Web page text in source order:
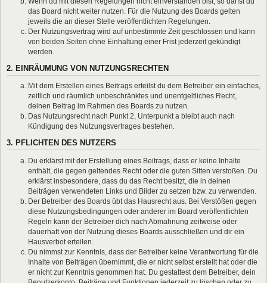
das Board nicht weiter nutzen. Für die Nutzung des Boards gelten
jeweils die an dieser Stelle veröffentlichten Regelungen.
Der Nutzungsvertrag wird auf unbestimmte Zeit geschlossen und kann
von beiden Seiten ohne Einhaltung einer Frist jederzeit gekündigt
werden.
2. EINRÄUMUNG VON NUTZUNGSRECHTEN
Mit dem Erstellen eines Beitrags erteilst du dem Betreiber ein einfaches,
zeitlich und räumlich unbeschränktes und unentgeltliches Recht,
deinen Beitrag im Rahmen des Boards zu nutzen.
Das Nutzungsrecht nach Punkt 2, Unterpunkt a bleibt auch nach
Kündigung des Nutzungsvertrages bestehen.
3. PFLICHTEN DES NUTZERS
Du erklärst mit der Erstellung eines Beitrags, dass er keine Inhalte
enthält, die gegen geltendes Recht oder die guten Sitten verstoßen. Du
erklärst insbesondere, dass du das Recht besitzt, die in deinen
Beiträgen verwendeten Links und Bilder zu setzen bzw. zu verwenden.
Der Betreiber des Boards übt das Hausrecht aus. Bei Verstößen gegen
diese Nutzungsbedingungen oder anderer im Board veröffentlichten
Regeln kann der Betreiber dich nach Abmahnung zeitweise oder
dauerhaft von der Nutzung dieses Boards ausschließen und dir ein
Hausverbot erteilen.
Du nimmst zur Kenntnis, dass der Betreiber keine Verantwortung für die
Inhalte von Beiträgen übernimmt, die er nicht selbst erstellt hat oder die
er nicht zur Kenntnis genommen hat. Du gestattest dem Betreiber, dein